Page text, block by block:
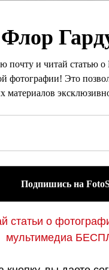
Флор
почту и читай статью о
фотографии! Это
материалов
Подпишись на
статьи о
мультимедиа